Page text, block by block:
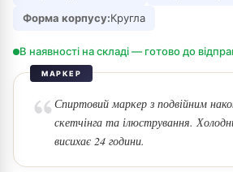
Форма корпусу:Кругла
В наявності на складі — готово до
МАРКЕР
Спиртовий маркер з подвійним
скетчінга та ілюстрування.
висихає 24 години.